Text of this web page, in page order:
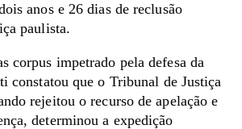
anos e 26 dias de reclusão
paulista.
corpus impetrado pela defesa da
constatou que o Tribunal de Justiça
rejeitou o recurso de apelação e
determinou a expedição